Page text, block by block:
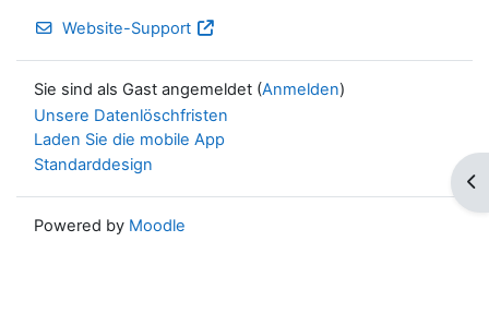
Website-Support
Sie sind als Gast angemeldet (Anmelden)
Unsere Datenlöschfristen
Laden Sie die mobile App
Standarddesign
Powered by Moodle